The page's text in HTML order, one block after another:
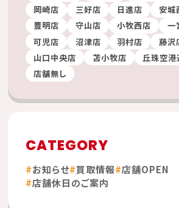
岡崎店
三好店 日進店
安城
豊明店
守山店 小牧西店 一
可児店
沼津店 羽村店 藤沢
山口中央店
苫小牧店
丘珠空港
店舗無し
CATEGORY
お知らせ 買取情報 店舗OPEN
店舗休日のご案内